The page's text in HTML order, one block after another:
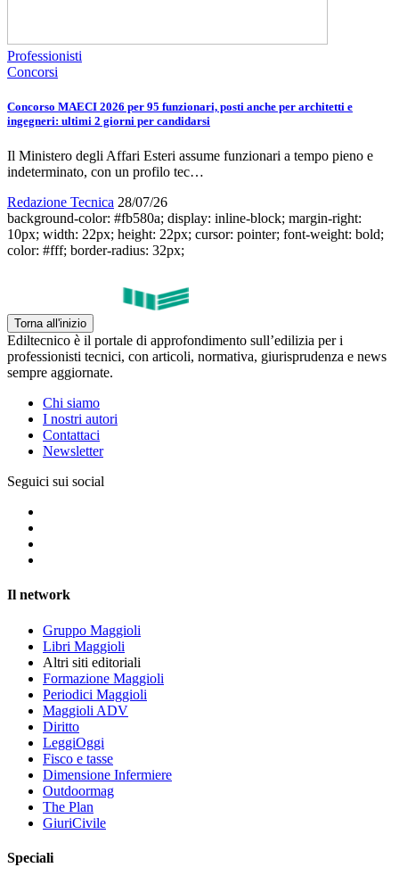
Professionisti
Concorsi
Concorso MAECI 2026 per 95 funzionari, posti anche per architetti e
ingegneri: ultimi 2 giorni per candidarsi
Il Ministero degli Affari Esteri assume funzionari a tempo pieno e
indeterminato, con un profilo tec…
Redazione Tecnica 28/07/26
background-color: #fb580a; display: inline-block; margin-right:
10px; width: 22px; height: 22px; cursor: pointer; font-weight: bold;
color: #fff; border-radius: 32px;
Torna all'inizio
Ediltecnico è il portale di approfondimento sull’edilizia per i
professionisti tecnici, con articoli, normativa, giurisprudenza e news
sempre aggiornate.
Chi siamo
I nostri autori
Contattaci
Newsletter
Seguici sui social
Il network
Gruppo Maggioli
Libri Maggioli
Altri siti editoriali
Formazione Maggioli
Periodici Maggioli
Maggioli ADV
Diritto
LeggiOggi
Fisco e tasse
Dimensione Infermiere
Outdoormag
The Plan
GiuriCivile
Speciali